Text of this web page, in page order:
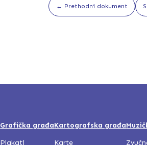
← Prethodni dokument
Grafička građa
Plakati
Kartografska građa
Karte